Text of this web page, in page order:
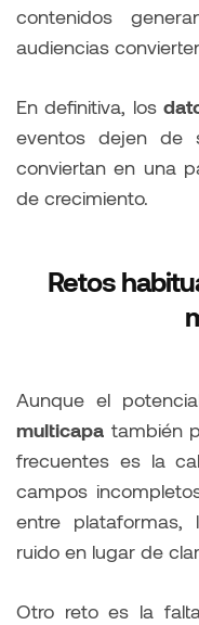
contenidos
audiencias
En definitiva, los
eventos dejen de
conviertan en una
de crecimiento.
Retos
Aunque el
multicapa también
frecuentes es la
campos
entre plataformas,
ruido en lugar de
Otro reto es la